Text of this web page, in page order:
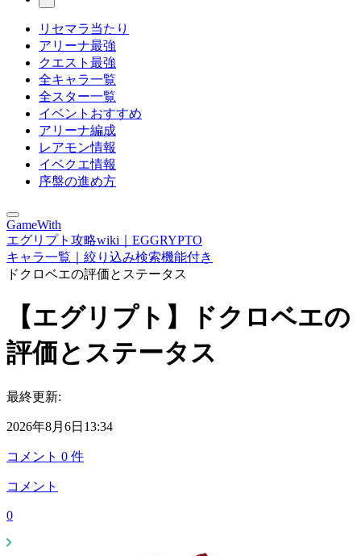
リセマラ当たり
アリーナ最強
クエスト最強
全キャラ一覧
全スター一覧
イベントおすすめ
アリーナ編成
レアモン情報
イベクエ情報
序盤の進め方
GameWith
エグリプト攻略wiki｜EGGRYPTO
キャラ一覧｜絞り込み検索機能付き
ドクロベエの評価とステータス
【エグリプト】ドクロベエの
評価とステータス
最終更新:
2026年8月6日13:34
コメント 0 件
コメント
0